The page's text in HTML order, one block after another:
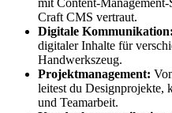
mit Content-
Craft CMS vertraut.
Digitale Kommunikation:
digitaler Inhalte für
Handwerkszeug.
Projektmanagement:
leitest du Designprojekte,
und Teamarbeit.